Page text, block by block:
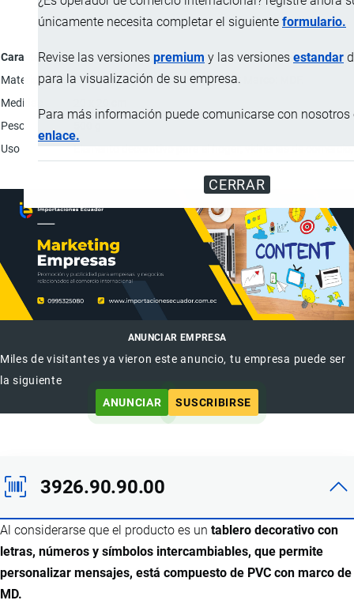
únicamente necesita completar el siguiente formulario.
Revise las versiones premium y las versiones estandar
para la visualización de su empresa.
Para más información puede comunicarse con nosotros
enlace.
CERRAR
Característica
Descripción
Material
Láminas de PVC; Caracteres: PVC; Marco: MDF.
Medidas
Peso
Uso
ANUNCIAR EMPRESA
Miles de visitantes ya vieron este anuncio, tu empresa puede ser
la siguiente
ANUNCIAR
SUSCRIBIRSE
3926.90.90.00
Al considerarse que el producto es un tablero decorativo con
letras, números y símbolos intercambiables, que permite
personalizar mensajes, está compuesto de PVC con marco de
MD.